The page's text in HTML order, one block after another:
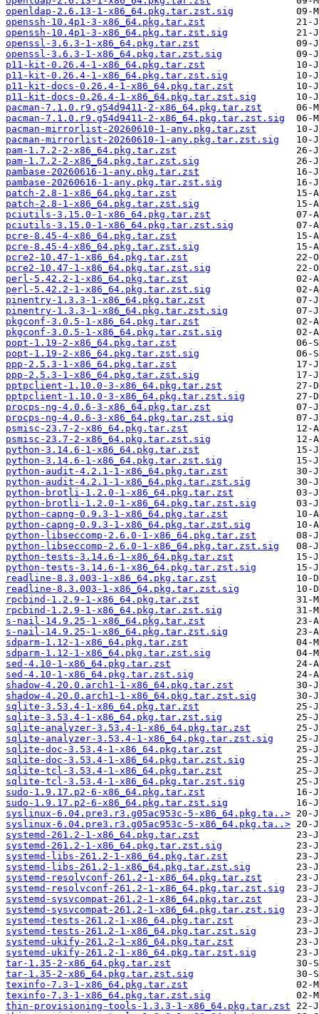
openldap-2.6.13-1-x86_64.pkg.tar.zst.sig
openssh-10.4p1-3-x86_64.pkg.tar.zst
openssh-10.4p1-3-x86_64.pkg.tar.zst.sig
openssl-3.6.3-1-x86_64.pkg.tar.zst
openssl-3.6.3-1-x86_64.pkg.tar.zst.sig
p11-kit-0.26.4-1-x86_64.pkg.tar.zst
p11-kit-0.26.4-1-x86_64.pkg.tar.zst.sig
p11-kit-docs-0.26.4-1-x86_64.pkg.tar.zst
p11-kit-docs-0.26.4-1-x86_64.pkg.tar.zst.sig
pacman-7.1.0.r9.g54d9411-2-x86_64.pkg.tar.zst
pacman-7.1.0.r9.g54d9411-2-x86_64.pkg.tar.zst.sig
pacman-mirrorlist-20260610-1-any.pkg.tar.zst
pacman-mirrorlist-20260610-1-any.pkg.tar.zst.sig
pam-1.7.2-2-x86_64.pkg.tar.zst
pam-1.7.2-2-x86_64.pkg.tar.zst.sig
pambase-20260616-1-any.pkg.tar.zst
pambase-20260616-1-any.pkg.tar.zst.sig
patch-2.8-1-x86_64.pkg.tar.zst
patch-2.8-1-x86_64.pkg.tar.zst.sig
pciutils-3.15.0-1-x86_64.pkg.tar.zst
pciutils-3.15.0-1-x86_64.pkg.tar.zst.sig
pcre-8.45-4-x86_64.pkg.tar.zst
pcre-8.45-4-x86_64.pkg.tar.zst.sig
pcre2-10.47-1-x86_64.pkg.tar.zst
pcre2-10.47-1-x86_64.pkg.tar.zst.sig
perl-5.42.2-1-x86_64.pkg.tar.zst
perl-5.42.2-1-x86_64.pkg.tar.zst.sig
pinentry-1.3.3-1-x86_64.pkg.tar.zst
pinentry-1.3.3-1-x86_64.pkg.tar.zst.sig
pkgconf-3.0.5-1-x86_64.pkg.tar.zst
pkgconf-3.0.5-1-x86_64.pkg.tar.zst.sig
popt-1.19-2-x86_64.pkg.tar.zst
popt-1.19-2-x86_64.pkg.tar.zst.sig
ppp-2.5.3-1-x86_64.pkg.tar.zst
ppp-2.5.3-1-x86_64.pkg.tar.zst.sig
pptpclient-1.10.0-3-x86_64.pkg.tar.zst
pptpclient-1.10.0-3-x86_64.pkg.tar.zst.sig
procps-ng-4.0.6-3-x86_64.pkg.tar.zst
procps-ng-4.0.6-3-x86_64.pkg.tar.zst.sig
psmisc-23.7-2-x86_64.pkg.tar.zst
psmisc-23.7-2-x86_64.pkg.tar.zst.sig
python-3.14.6-1-x86_64.pkg.tar.zst
python-3.14.6-1-x86_64.pkg.tar.zst.sig
python-audit-4.2.1-1-x86_64.pkg.tar.zst
python-audit-4.2.1-1-x86_64.pkg.tar.zst.sig
python-brotli-1.2.0-1-x86_64.pkg.tar.zst
python-brotli-1.2.0-1-x86_64.pkg.tar.zst.sig
python-capng-0.9.3-1-x86_64.pkg.tar.zst
python-capng-0.9.3-1-x86_64.pkg.tar.zst.sig
python-libseccomp-2.6.0-1-x86_64.pkg.tar.zst
python-libseccomp-2.6.0-1-x86_64.pkg.tar.zst.sig
python-tests-3.14.6-1-x86_64.pkg.tar.zst
python-tests-3.14.6-1-x86_64.pkg.tar.zst.sig
readline-8.3.003-1-x86_64.pkg.tar.zst
readline-8.3.003-1-x86_64.pkg.tar.zst.sig
rpcbind-1.2.9-1-x86_64.pkg.tar.zst
rpcbind-1.2.9-1-x86_64.pkg.tar.zst.sig
s-nail-14.9.25-1-x86_64.pkg.tar.zst
s-nail-14.9.25-1-x86_64.pkg.tar.zst.sig
sdparm-1.12-1-x86_64.pkg.tar.zst
sdparm-1.12-1-x86_64.pkg.tar.zst.sig
sed-4.10-1-x86_64.pkg.tar.zst
sed-4.10-1-x86_64.pkg.tar.zst.sig
shadow-4.20.0.arch1-1-x86_64.pkg.tar.zst
shadow-4.20.0.arch1-1-x86_64.pkg.tar.zst.sig
sqlite-3.53.4-1-x86_64.pkg.tar.zst
sqlite-3.53.4-1-x86_64.pkg.tar.zst.sig
sqlite-analyzer-3.53.4-1-x86_64.pkg.tar.zst
sqlite-analyzer-3.53.4-1-x86_64.pkg.tar.zst.sig
sqlite-doc-3.53.4-1-x86_64.pkg.tar.zst
sqlite-doc-3.53.4-1-x86_64.pkg.tar.zst.sig
sqlite-tcl-3.53.4-1-x86_64.pkg.tar.zst
sqlite-tcl-3.53.4-1-x86_64.pkg.tar.zst.sig
sudo-1.9.17.p2-6-x86_64.pkg.tar.zst
sudo-1.9.17.p2-6-x86_64.pkg.tar.zst.sig
syslinux-6.04.pre3.r3.g05ac953c-5-x86_64.pkg.ta..>
syslinux-6.04.pre3.r3.g05ac953c-5-x86_64.pkg.ta..>
systemd-261.2-1-x86_64.pkg.tar.zst
systemd-261.2-1-x86_64.pkg.tar.zst.sig
systemd-libs-261.2-1-x86_64.pkg.tar.zst
systemd-libs-261.2-1-x86_64.pkg.tar.zst.sig
systemd-resolvconf-261.2-1-x86_64.pkg.tar.zst
systemd-resolvconf-261.2-1-x86_64.pkg.tar.zst.sig
systemd-sysvcompat-261.2-1-x86_64.pkg.tar.zst
systemd-sysvcompat-261.2-1-x86_64.pkg.tar.zst.sig
systemd-tests-261.2-1-x86_64.pkg.tar.zst
systemd-tests-261.2-1-x86_64.pkg.tar.zst.sig
systemd-ukify-261.2-1-x86_64.pkg.tar.zst
systemd-ukify-261.2-1-x86_64.pkg.tar.zst.sig
tar-1.35-2-x86_64.pkg.tar.zst
tar-1.35-2-x86_64.pkg.tar.zst.sig
texinfo-7.3-1-x86_64.pkg.tar.zst
texinfo-7.3-1-x86_64.pkg.tar.zst.sig
thin-provisioning-tools-1.3.3-1-x86_64.pkg.tar.zst